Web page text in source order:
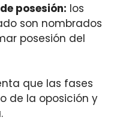
posesión: los
son nombrados
posesión del
que las fases
de la oposición y